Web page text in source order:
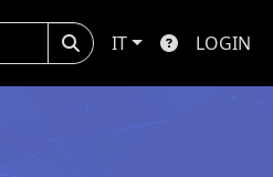
IT LOGIN